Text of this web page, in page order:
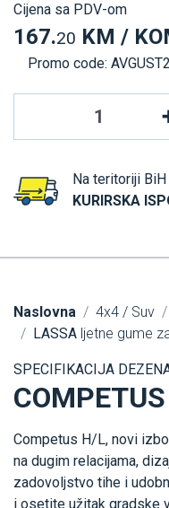
Cijena sa PDV-om
167.20 KM /
Promo code:
Na teritoriji BiH
KURIRSKA
Naslovna 4x4 / Suv
LASSA ljetne gume
SPECIFIKACIJA
Competus H/L, novi
na dugim relacijama,
zadovoljstvo tihe i
i osetite užitak gradske